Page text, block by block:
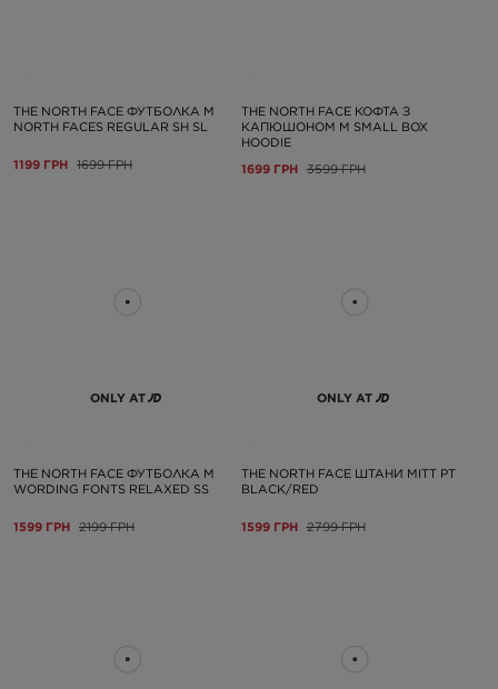
THE NORTH FACE ФУТБОЛКА M
NORTH FACES REGULAR SH SL
1199 ГРН 1699 ГРН
THE NORTH FACE КОФТА З
КАПЮШОНОМ M SMALL BOX
HOODIE
1699 ГРН 3599 ГРН
ONLY AT
THE NORTH FACE ФУТБОЛКА M
WORDING FONTS RELAXED SS
1599 ГРН 2199 ГРН
ONLY AT
THE NORTH FACE ШТАНИ MITT PT
BLACK/RED
1599 ГРН 2799 ГРН